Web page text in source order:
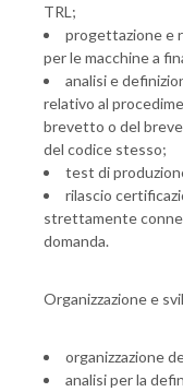
TRL;
progettazione e
per le macchine a
analisi e
relativo al
brevetto o del
del codice stesso;
test di
rilascio
strettamente
domanda.
Organizzazione e
organizzazione
analisi per la